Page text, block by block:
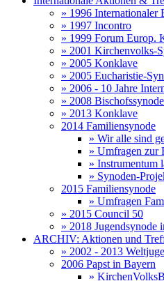
» 1996 Internationaler
» 1997 Incontro
» 1999 Forum Europ.
» 2001 Kirchenvolks-
» 2005 Konklave
» 2005 Eucharistie-
» 2006 - 10 Jahre
» 2008 Bischofssynode
» 2013 Konklave
2014 Familiensynode
» Wir alle sind
» Umfragen zur
» Instrumentum
» Synoden-
2015 Familiensynode
» Umfragen
» 2015 Council 50
» 2018 Jugendsynode
ARCHIV: Aktionen und
» 2002 - 2013
2006 Papst in Bayern
»